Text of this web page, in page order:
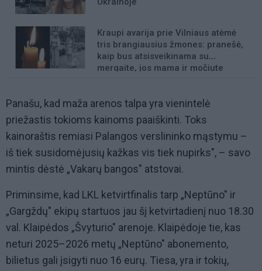
Kraupi avarija prie Vilniaus atėmė
tris brangiausius žmones: pranešė,
kaip bus atsisveikinama su
mergaite, jos mama ir močiute
Panašu, kad maža arenos talpa yra vienintelė
priežastis tokioms kainoms paaiškinti. Toks
kainoraštis remiasi Palangos verslininko mąstymu –
iš tiek susidomėjusių kažkas vis tiek nupirks", – savo
mintis dėstė „Vakarų bangos" atstovai.
Priminsime, kad LKL ketvirtfinalis tarp „Neptūno" ir
„Gargždų" ekipų startuos jau šį ketvirtadienį nuo 18.30
val. Klaipėdos „Švyturio" arenoje. Klaipėdoje tie, kas
neturi 2025–2026 metų „Neptūno" abonemento,
bilietus gali įsigyti nuo 16 eurų. Tiesa, yra ir tokių,